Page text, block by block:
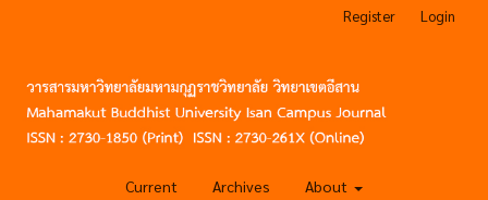
Current Archives About
Register Login